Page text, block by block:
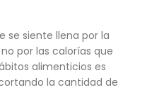
se siente llena por la
por las calorías que
alimenticios es
la cantidad de